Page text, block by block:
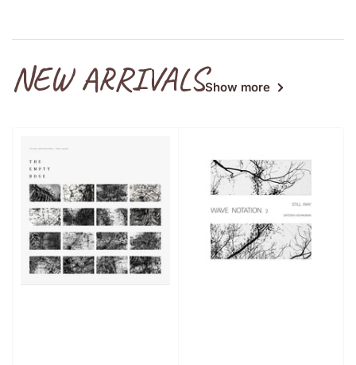
NEW ARRIVALSShow more